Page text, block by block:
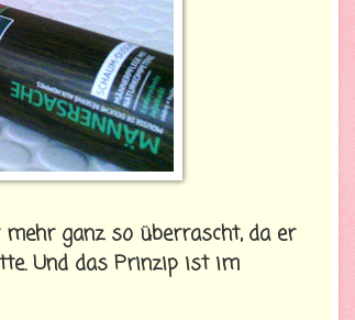
ganz so überrascht, da er
Und das Prinzip ist im